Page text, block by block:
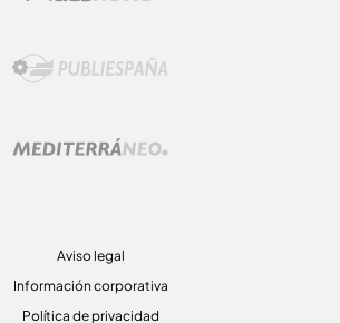
Aviso legal
Información corporativa
Política de privacidad